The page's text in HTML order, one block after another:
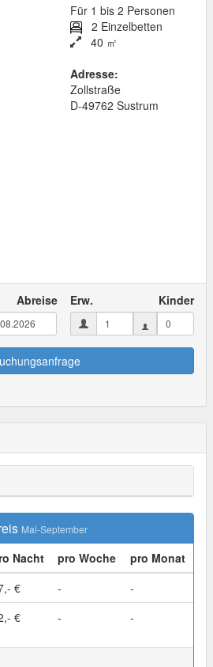
Für 1 bis 2 Personen
2 Einzelbetten
40 ㎡
Adresse:
Zollstraße
D-49762 Sustrum
Abreise Erw. Kinder
Mai-September
Nacht pro Woche
pro Monat
€ -
-
€ - -